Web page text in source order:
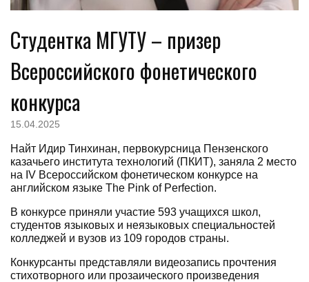
Студентка МГУТУ – призер
Всероссийского фонетического
конкурса
15.04.2025
Найт Идир Тинхинан, первокурсница Пензенского
казачьего института технологий (ПКИТ), заняла 2 место
на IV Всероссийском фонетическом конкурсе на
английском языке The Pink of Perfection.
В конкурсе приняли участие 593 учащихся школ,
студентов языковых и неязыковых специальностей
колледжей и вузов из 109 городов страны.
Конкурсанты представляли видеозапись прочтения
стихотворного или прозаического произведения